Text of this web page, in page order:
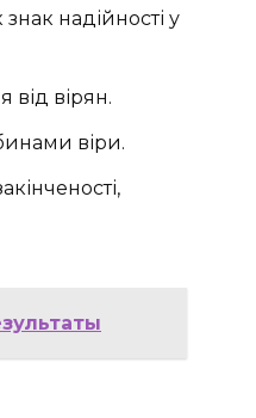
надійності у
від вірян.
віри.